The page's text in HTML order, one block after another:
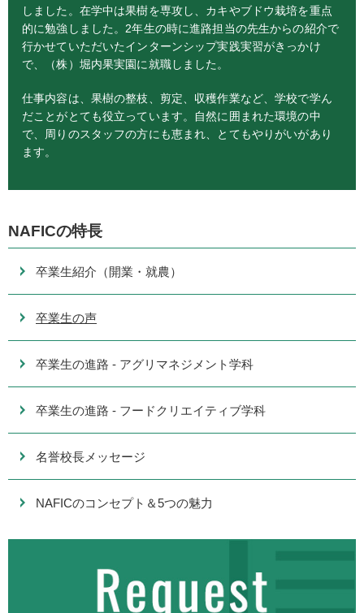
しました。在学中は果樹を専攻し、カキやブドウ栽培を重点
的に勉強しました。2年生の時に進路担当の先生からの紹介で
行かせていただいたインターンシップ実践実習がきっかけ
で、（株）堀内果実園に就職しました。
仕事内容は、果樹の整枝、剪定、収穫作業など、学校で学ん
だことがとても役立っています。自然に囲まれた環境の中
で、周りのスタッフの方にも恵まれ、とてもやりがいがあり
ます。
NAFICの特長
卒業生紹介（開業・就農）
卒業生の声
卒業生の進路 - アグリマネジメント学科
卒業生の進路 - フードクリエイティブ学科
名誉校長メッセージ
NAFICのコンセプト＆5つの魅力